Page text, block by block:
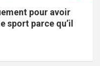
pour avoir
sport parce qu’il